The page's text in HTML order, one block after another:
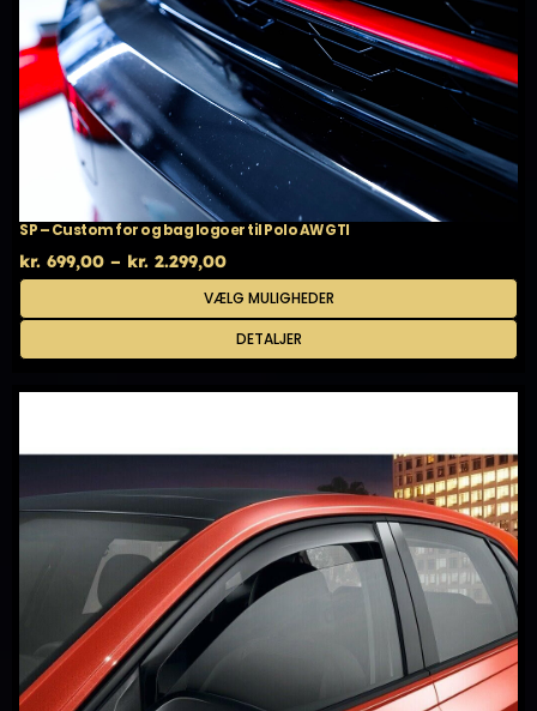
SP – Custom for og bag logoer til Polo AW GTI
kr. 699,00 – kr. 2.299,00Prisinterval:
kr. 699,00
til
kr. 2.299,00
VÆLG MULIGHEDER
Dette
vare
flere
vælges
varesiden
DETALJER